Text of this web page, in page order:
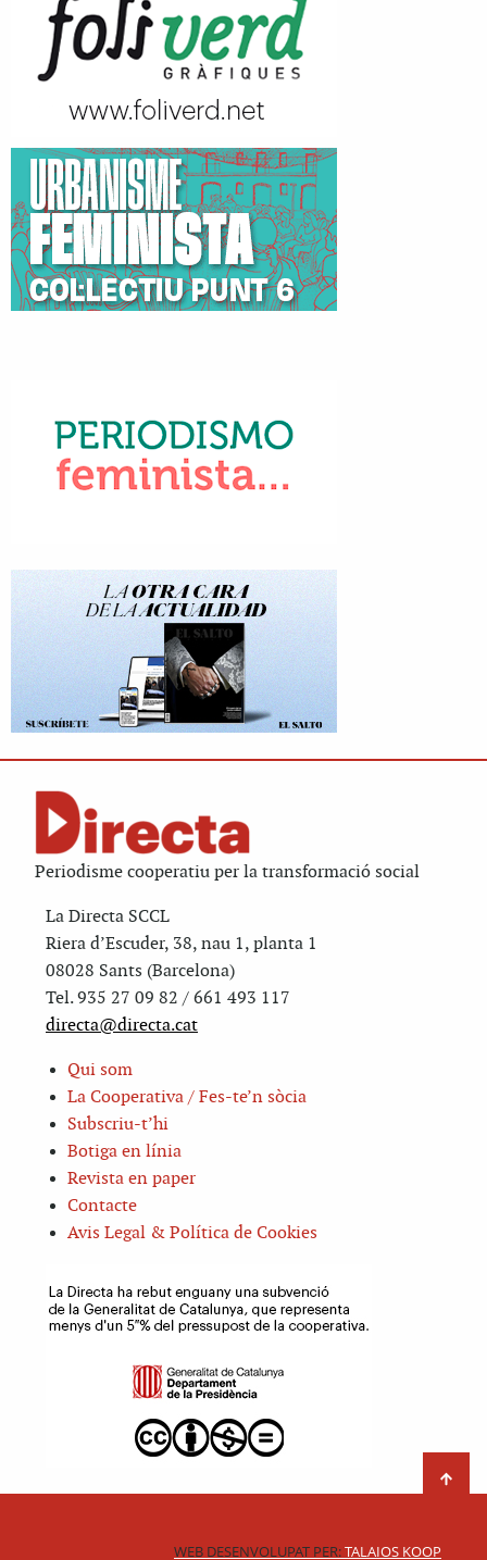
Periodisme cooperatiu per la transformació social
La Directa SCCL
Riera d’Escuder, 38, nau 1, planta 1
08028 Sants (Barcelona)
Tel. 935 27 09 82 / 661 493 117
directa@directa.cat
Qui som
La Cooperativa / Fes-te’n sòcia
Subscriu-t’hi
Botiga en línia
Revista en paper
Contacte
Avis Legal & Política de Cookies
WEB DESENVOLUPAT PER:TALAIOS KOOP